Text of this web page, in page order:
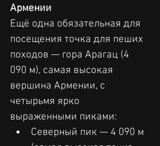
Армении
Ещё одна обязательная для
посещения точка для пеших
походов — гора Арагац (4
090 м), самая высокая
вершина Армении, с
четырьмя ярко
выраженными пиками:
Северный пик — 4 090 м